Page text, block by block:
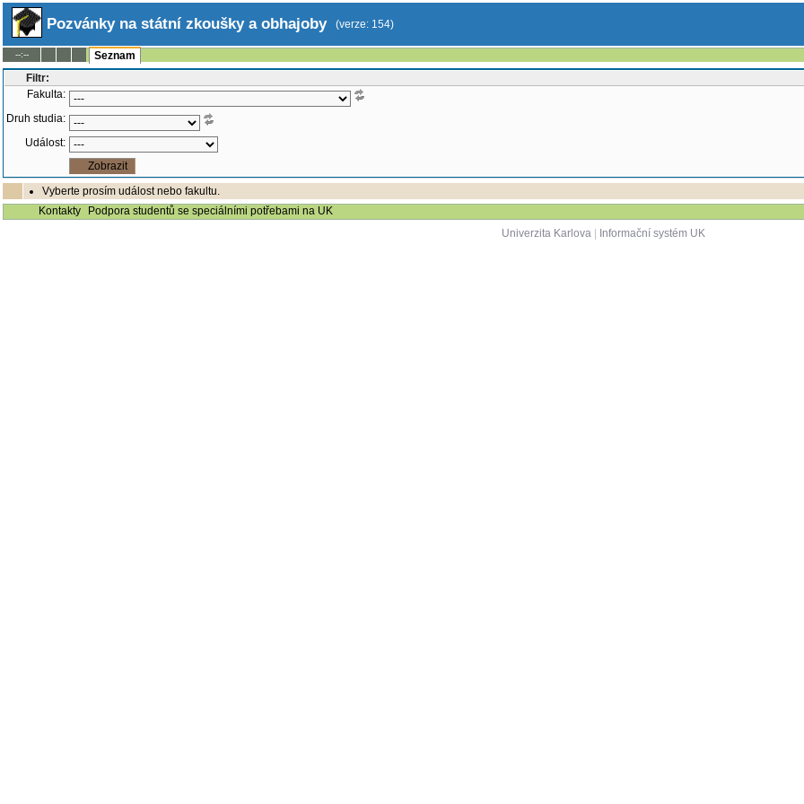
Pozvánky na státní zkoušky a obhajoby (verze: 154)
--:--
Seznam
Filtr:
Fakulta:
Druh studia:
Událost:
Vyberte prosím událost nebo fakultu.
Kontakty
Podpora studentů se speciálními potřebami na UK
Univerzita Karlova| Informační systém UK